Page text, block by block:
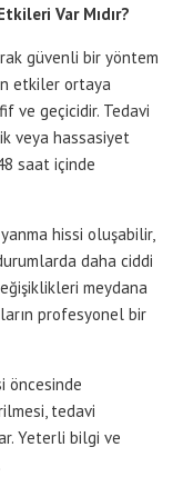
Var Mıdır?
güvenli bir yöntem
etkiler ortaya
ve geçicidir. Tedavi
veya hassasiyet
saat içinde
hissi oluşabilir,
daha ciddi
meydana
profesyonel bir
öncesinde
tedavi
Yeterli bilgi ve